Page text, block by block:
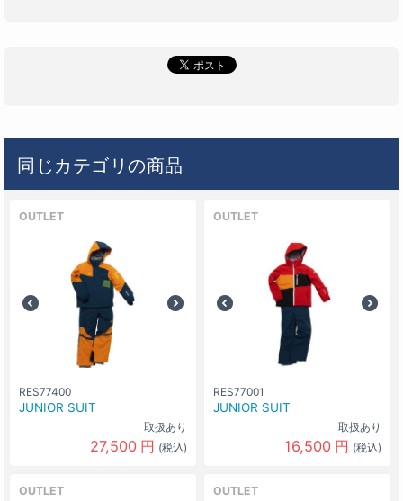
同じカテゴリの商品
OUTLET
RES77400
JUNIOR SUIT
取扱あり
27,500 円 (税込)
OUTLET
RES77001
JUNIOR SUIT
取扱あり
16,500 円 (税込)
OUTLET OUTLET